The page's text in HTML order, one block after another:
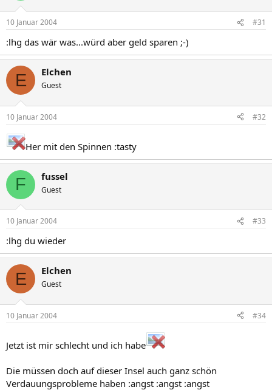
10 Januar 2004 #31
:lhg das wär was...würd aber geld sparen ;-)
E Elchen
Guest
10 Januar 2004 #32
Her mit den Spinnen :tasty
F fussel
Guest
10 Januar 2004 #33
:lhg du wieder
E Elchen
Guest
10 Januar 2004 #34
Jetzt ist mir schlecht und ich habe
Die müssen doch auf dieser Insel auch ganz schön
Verdauungsprobleme haben :angst :angst :angst